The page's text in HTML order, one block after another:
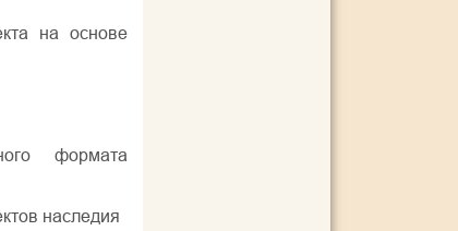
на основе
формата
наследия